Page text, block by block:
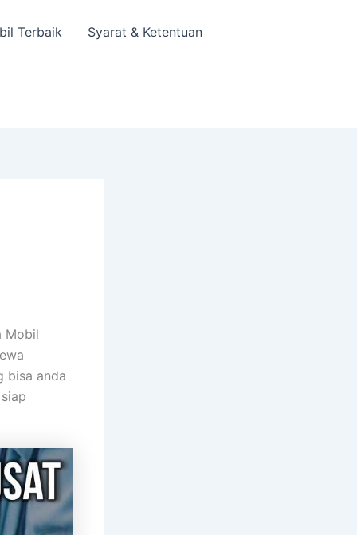
Terbaik Syarat & Ketentuan
Mobil
bisa anda